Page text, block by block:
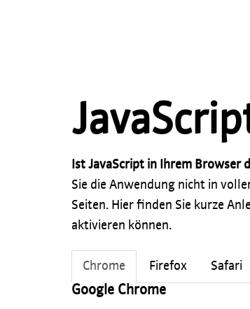
Ist JavaScript in Ihrem Browser
Sie die Anwendung nicht in
Seiten. Hier finden Sie kurze
aktivieren können.
Chrome Firefox Safari
Google Chrome